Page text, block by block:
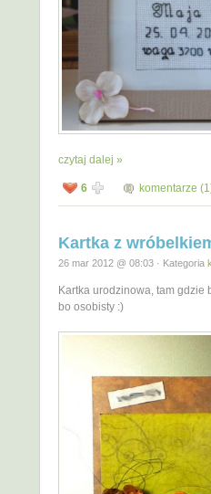
czytaj dalej »
6 komentarze
Kartka z
26 mar 2012 @ 08:03 · Kategoria
Kartka urodzinowa, tam gdzie
bo osobisty :)